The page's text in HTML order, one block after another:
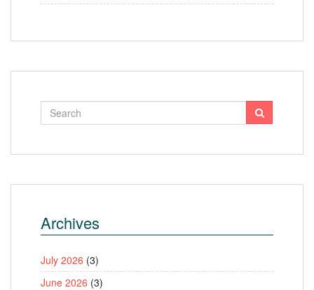
Archives
July 2026 (3)
June 2026 (3)